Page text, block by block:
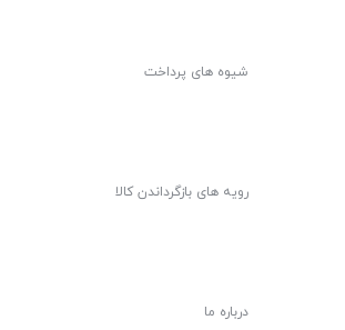
شیوه های پرداخت
رویه های بازگرداندن کالا
درباره ما